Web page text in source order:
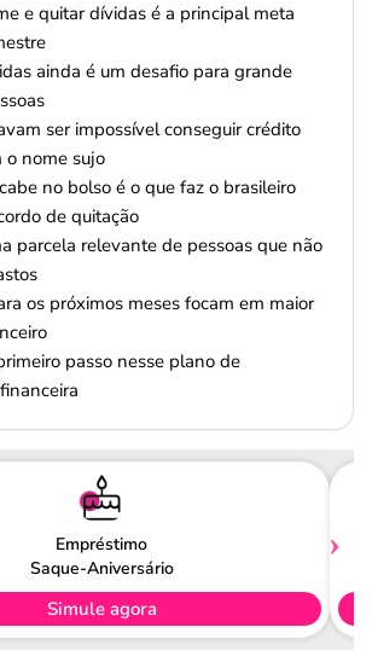
e quitar dívidas é a principal meta
ainda é um desafio para grande
ser impossível conseguir crédito
o nome sujo
no bolso é o que faz o brasileiro
de quitação
parcela relevante de pessoas que não
os próximos meses focam em maior
passo nesse plano de
Empréstimo
Saque-Aniversário
Simule agora